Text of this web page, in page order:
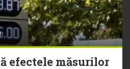
efectele măsurilor